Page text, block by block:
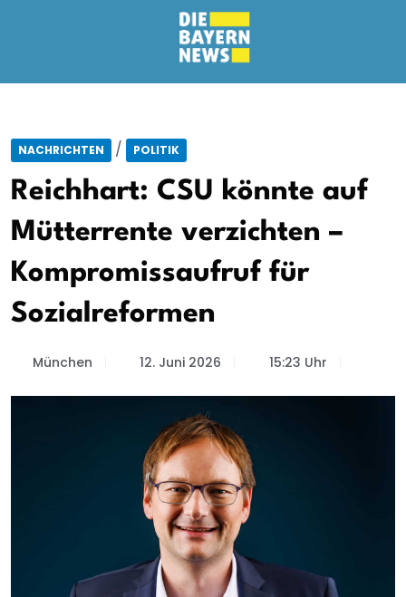
NACHRICHTEN / POLITIK
Reichhart: CSU könnte auf
Mütterrente verzichten –
Kompromissaufruf für
Sozialreformen
München 12. Juni 2026 15:23 Uhr